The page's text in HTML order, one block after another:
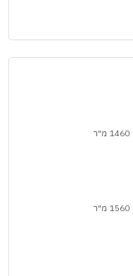
1460 מ"ר
1560 מ"ר